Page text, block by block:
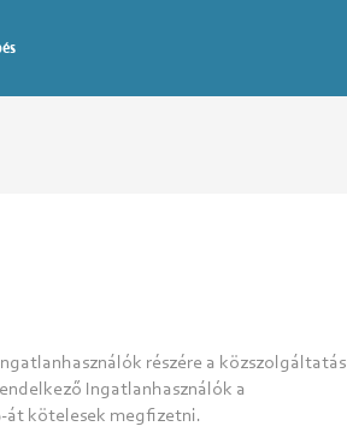
részére a közszolgáltatás
Ingatlanhasználók a
át kötelesek megfizetni.